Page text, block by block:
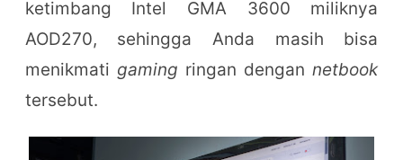
ketimbang Intel GMA 3600 miliknya
AOD270, sehingga Anda masih bisa
menikmati gaming ringan dengannetbook
tersebut.